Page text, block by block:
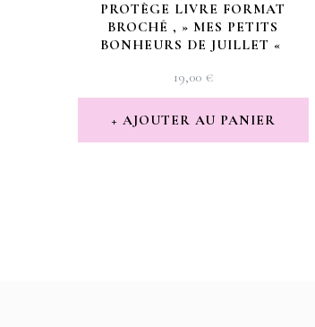
PROTÈGE LIVRE FORMAT
BROCHÉ , » MES PETITS
BONHEURS DE JUILLET «
19,00 €
AJOUTER AU PANIER